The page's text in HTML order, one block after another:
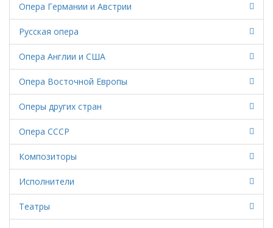
Опера Германии и Австрии
Русская опера
Опера Англии и США
Опера Восточной Европы
Оперы других стран
Опера СССР
Композиторы
Исполнители
Театры